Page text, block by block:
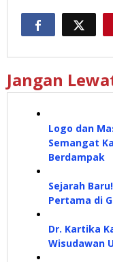
Jangan
Logo dan
Semangat
Berdampak
Sejarah
Pertama di
Dr. Kartika
Wisudawan